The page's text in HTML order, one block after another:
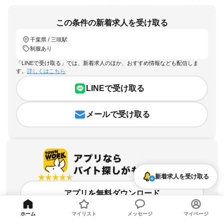
この条件の新着求人を受け取る
千葉県 / 三咲駅
制服あり
「LINEで受け取る」では、新着求人のほか、おすすめ情報なども配信しま
す。 詳しくはこちら
LINEで受け取る
メールで受け取る
アプリを無料ダウンロード
新着求人を受け取る
ホーム マイリスト メッセージ マイページ